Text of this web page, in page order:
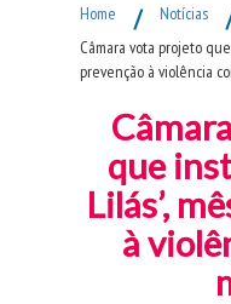
Home / Notícias
Câmara vota projeto
prevenção à violência
que
Lilás’,
à